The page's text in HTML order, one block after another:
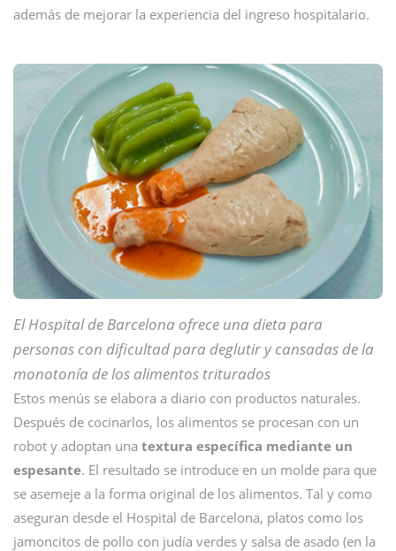
además de mejorar la experiencia del ingreso hospitalario.
El Hospital de Barcelona ofrece una dieta para
personas con dificultad para deglutir y cansadas de la
monotonía de los alimentos triturados
Estos menús se elabora a diario con productos naturales.
Después de cocinarlos, los alimentos se procesan con un
robot y adoptan una textura específica mediante un
espesante. El resultado se introduce en un molde para que
se asemeje a la forma original de los alimentos. Tal y como
aseguran desde el Hospital de Barcelona, platos como los
jamoncitos de pollo con judía verdes y salsa de asado (en la